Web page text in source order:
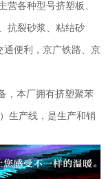
营各种型号挤塑板、
抗裂砂浆、粘结砂
通便利，京广铁路、京
，本厂拥有挤塑聚苯
生产线，是生产和销